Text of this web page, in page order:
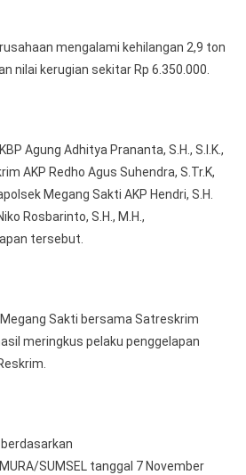
mengalami kehilangan 2,9 ton
nilai kerugian sekitar Rp 6.350.000.
Agung Adhitya Prananta, S.H., S.I.K.,
AKP Redho Agus Suhendra, S.Tr.K,
Megang Sakti AKP Hendri, S.H.
Rosbarinto, S.H., M.H.,
tersebut.
Sakti bersama Satreskrim
meringkus pelaku penggelapan
SUMSEL tanggal 7 November